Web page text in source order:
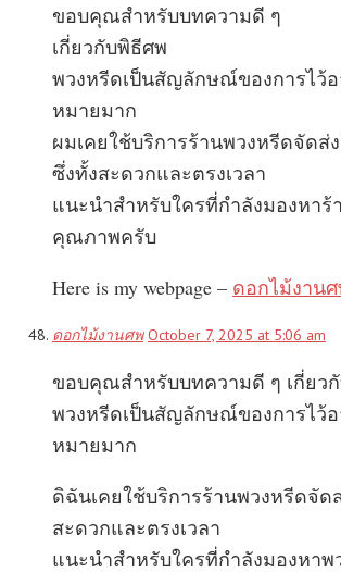
ขอบคุณสำหรับบทความดี ๆ
เกี่ยวกับพิธีศพ
พวงหรีดเป็นสัญลักษณ์ของการไว้
หมายมาก
ผมเคยใช้บริการร้านพวงหรีดจัดส่
ซึ่งทั้งสะดวกและตรงเวลา
แนะนำสำหรับใครที่กำลังมองหาร้
คุณภาพครับ
Here is my webpage – ดอกไม้งาน
ดอกไม้งานศพ October 7, 2025 at 5:06 am
ขอบคุณสำหรับบทความดี ๆ เกี่ยว
พวงหรีดเป็นสัญลักษณ์ของการไว้
หมายมาก
ดิฉันเคยใช้บริการร้านพวงหรีดจัด
สะดวกและตรงเวลา
แนะนำสำหรับใครที่กำลังมองหาพ